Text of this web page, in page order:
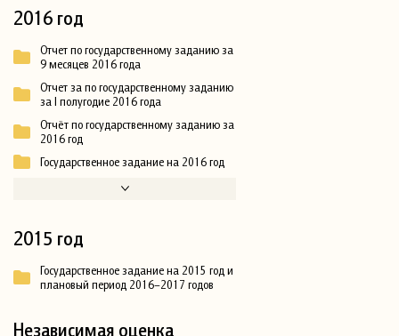
2016 год
Отчет по государственному заданию за
9 месяцев 2016 года
Отчет за по государственному заданию
за I полугодие 2016 года
Отчёт по государственному заданию за
2016 год
Государственное задание на 2016 год
2015 год
Государственное задание на 2015 год и
плановый период 2016–2017 годов
Независимая оценка